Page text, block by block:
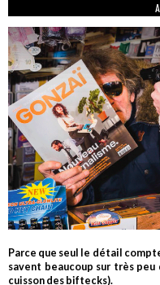
Parce que seul le détail
savent beaucoup sur très
cuisson des biftecks).